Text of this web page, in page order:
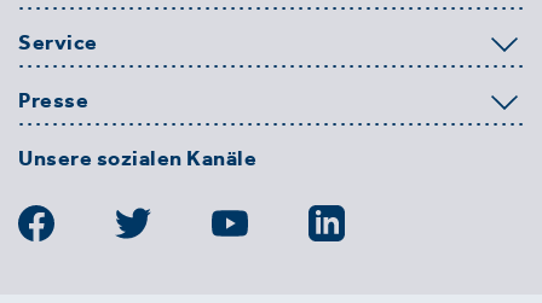
Service
Presse
Unsere sozialen Kanäle